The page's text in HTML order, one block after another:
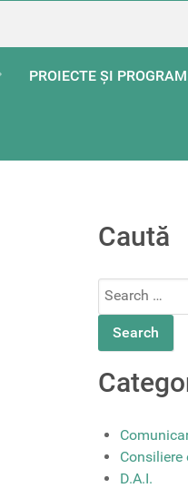
PROIECTE ŞI
Caută
Search
Consiliere
D.A.I.